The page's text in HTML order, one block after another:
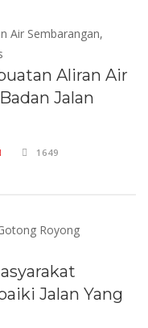
Aliran Air
Jalan
1649
Jalan Yang